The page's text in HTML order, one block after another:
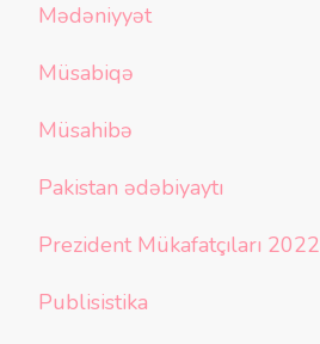
Mədəniyyət
Müsabiqə
Müsahibə
Pakistan ədəbiyaytı
Prezident Mükafatçıları 2022
Publisistika